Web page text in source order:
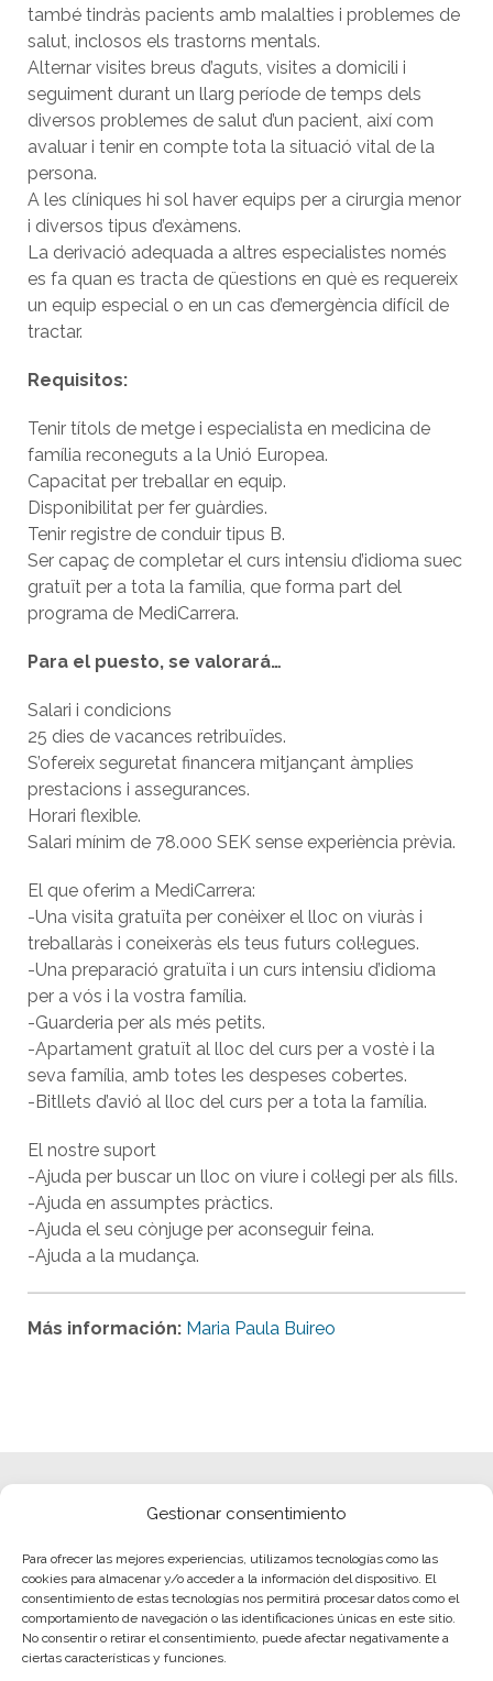
Gestionar consentimiento
Para ofrecer las mejores experiencias, utilizamos tecnologías como las
cookies para almacenar y/o acceder a la información del dispositivo. El
consentimiento de estas tecnologías nos permitirá procesar datos como el
comportamiento de navegación o las identificaciones únicas en este sitio.
No consentir o retirar el consentimiento, puede afectar negativamente a
ciertas características y funciones.
també tindràs pacients amb malalties i problemes de
salut, inclosos els trastorns mentals.
Alternar visites breus d’aguts, visites a domicili i
seguiment durant un llarg període de temps dels
diversos problemes de salut d’un pacient, així com
avaluar i tenir en compte tota la situació vital de la
persona.
A les clíniques hi sol haver equips per a cirurgia menor
i diversos tipus d’exàmens.
La derivació adequada a altres especialistes només
es fa quan es tracta de qüestions en què es requereix
un equip especial o en un cas d’emergència difícil de
tractar.
Requisitos:
Tenir títols de metge i especialista en medicina de
família reconeguts a la Unió Europea.
Capacitat per treballar en equip.
Disponibilitat per fer guàrdies.
Tenir registre de conduir tipus B.
Ser capaç de completar el curs intensiu d’idioma suec
gratuït per a tota la família, que forma part del
programa de MediCarrera.
Para el puesto, se valorará…
Salari i condicions
25 dies de vacances retribuïdes.
S’ofereix seguretat financera mitjançant àmplies
prestacions i assegurances.
Horari flexible.
Salari mínim de 78.000 SEK sense experiència prèvia.
El que oferim a MediCarrera:
-Una visita gratuïta per conèixer el lloc on viuràs i
treballaràs i coneixeràs els teus futurs col·legues.
-Una preparació gratuïta i un curs intensiu d’idioma
per a vós i la vostra família.
-Guarderia per als més petits.
-Apartament gratuït al lloc del curs per a vostè i la
seva família, amb totes les despeses cobertes.
-Bitllets d’avió al lloc del curs per a tota la família.
El nostre suport
-Ajuda per buscar un lloc on viure i col·legi per als fills.
-Ajuda en assumptes pràctics.
-Ajuda el seu cònjuge per aconseguir feina.
-Ajuda a la mudança.
Más información: Maria Paula Buireo